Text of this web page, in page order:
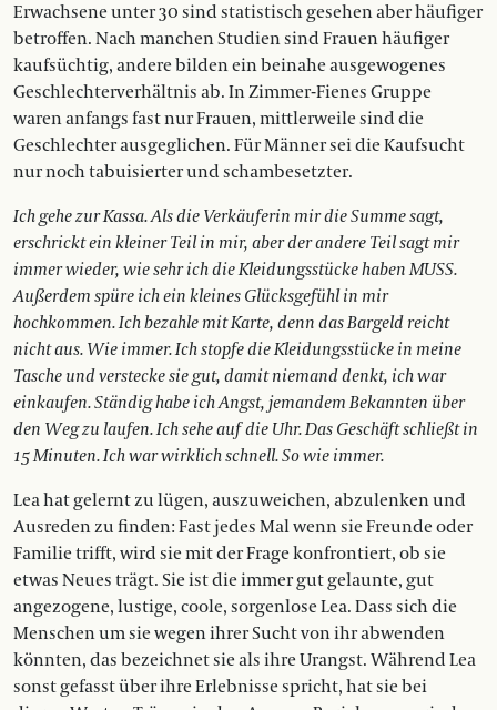
Erwachsene unter 30 sind statis­­tisch gesehen aber häu­figer
betroffen. Nach manchen Studien sind Frauen häufiger
kaufsüchtig, andere bilden ein beinahe ausgewogenes
Geschlechterverhältnis ab. In Zimmer-Fienes Gruppe
waren anfangs fast nur Frauen, mittlerweile sind die
Geschlechter ausgeglichen. Für Männer sei die Kaufsucht
nur noch tabuisierter und schambesetzter.
Ich gehe zur Kassa. Als die Verkäuferin mir die Summe sagt,
erschrickt ein kleiner Teil in mir, aber der andere Teil sagt mir
immer wieder, wie sehr ich die Kleidungsstücke haben MUSS.
Außerdem spüre ich ein kleines Glücksgefühl in mir
hochkommen. Ich bezahle mit Karte, denn das Bargeld reicht
nicht aus. Wie immer. Ich stopfe die Kleidungsstücke in meine
Tasche und verstecke sie gut, damit niemand denkt, ich war
einkaufen. Ständig habe ich Angst, jemandem Bekannten über
den Weg zu laufen. Ich sehe auf die Uhr. Das Geschäft schließt in
15 Minuten. Ich war wirklich schnell. So wie immer.
Lea hat gelernt zu lügen, auszuweichen, abzulenken und
Ausreden zu finden: Fast jedes Mal wenn sie Freunde oder
Familie trifft, wird sie mit der Frage konfrontiert, ob sie
etwas Neues trägt. Sie ist die immer gut gelaunte, gut
angezogene, lustige, coole, sorgenlose Lea. Dass sich die
Menschen um sie wegen ihrer Sucht von ihr abwenden
könnten, das bezeichnet sie als ihre Urangst. Während Lea
sonst gefasst über ihre Erlebnisse spricht, hat sie bei